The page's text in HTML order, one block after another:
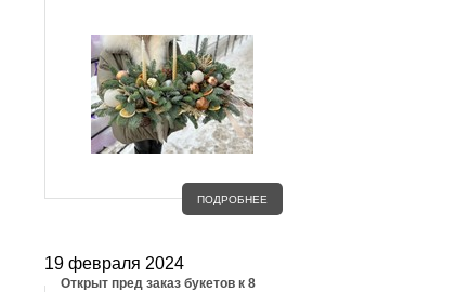
ПОДРОБНЕЕ
19 февраля 2024
Открыт пред заказ букетов к 8